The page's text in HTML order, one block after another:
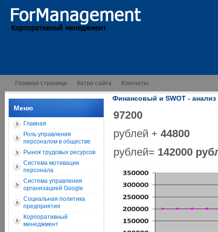
Главная страница Катра сайта Контакты
Меню
Главная
Роль управления
персоналом в обществе
Рынок трудовых ресурсов
Система мотивации
персонала
Система управления
организацией Google
Социальная политика
предприятия
Корпоративный
менеджмент
Финансовый и SWOT - анализ
97200
рублей + 44800
рублей= 142000